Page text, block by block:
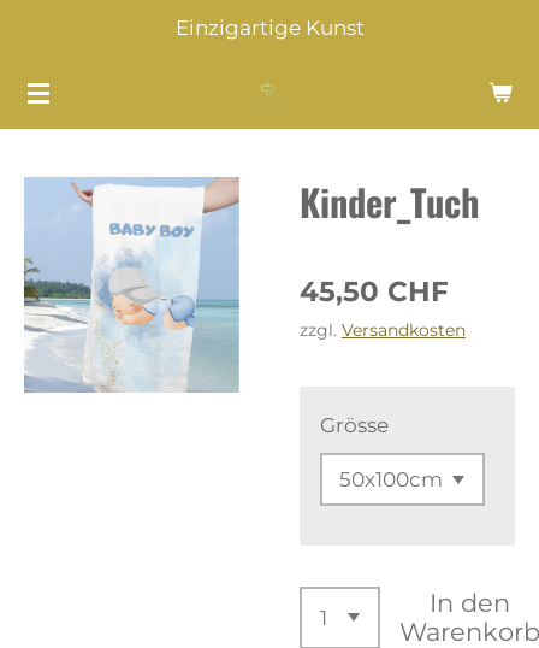
springen
Einzigartige Kunst
Kinder_Tuch
45,50 CHF
zzgl. Versandkosten
Grösse
In den